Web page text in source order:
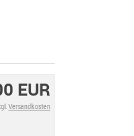
EUR
Versandkosten